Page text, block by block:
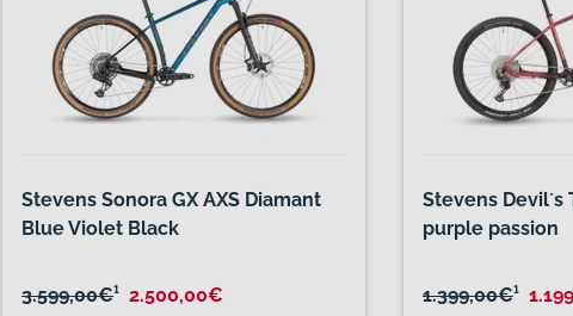
Stevens Sonora GX AXS Diamant
Blue Violet Black
3.599,00€¹ 2.500,00€
Stevens Devil´s
purple passion
1.399,00€¹